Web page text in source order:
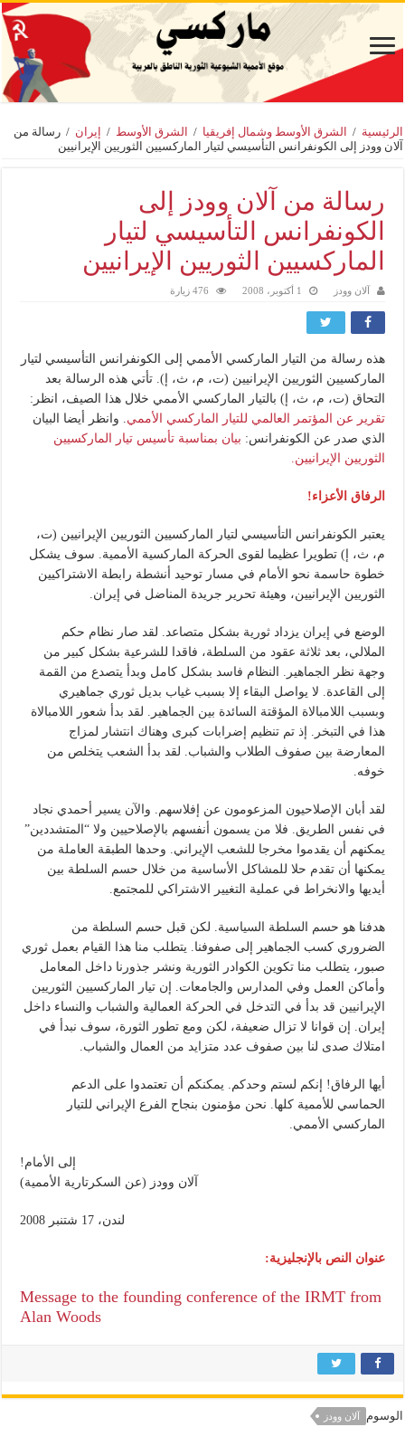
الرئيسية / الشرق الأوسط وشمال إفريقيا / الشرق الأوسط / إيران / رسالة من
آلان وودز إلى الكونفرانس التأسيسي لتيار الماركسيين الثوريين الإيرانيين
رسالة من آلان وودز إلى
الكونفرانس التأسيسي لتيار
الماركسيين الثوريين الإيرانيين
آلان وودز 1 أكتوبر، 2008 476 زيارة
هذه رسالة من التيار الماركسي الأممي إلى الكونفرانس التأسيسي لتيار
الماركسيين الثوريين الإيرانيين (ت، م، ث، إ). تأتي هذه الرسالة بعد
التحاق (ت، م، ث، إ) بالتيار الماركسي الأممي خلال هذا الصيف، انظر:
تقرير عن المؤتمر العالمي للتيار الماركسي الأممي . وانظر أيضا البيان
الذي صدر عن الكونفرانس: بيان بمناسبة تأسيس تيار الماركسيين
الثوريين الإيرانيين.
الرفاق الأعزاء!
يعتبر الكونفرانس التأسيسي لتيار الماركسيين الثوريين الإيرانيين (ت،
م، ث، إ) تطويرا عظيما لقوى الحركة الماركسية الأممية. سوف يشكل
خطوة حاسمة نحو الأمام في مسار توحيد أنشطة رابطة الاشتراكيين
الثوريين الإيرانيين، وهيئة تحرير جريدة المناضل في إيران.
الوضع في إيران يزداد ثورية بشكل متصاعد. لقد صار نظام حكم
الملالي، بعد ثلاثة عقود من السلطة، فاقدا للشرعية بشكل كبير من
وجهة نظر الجماهير. النظام فاسد بشكل كامل وبدأ يتصدع من القمة
إلى القاعدة. لا يواصل البقاء إلا بسبب غياب بديل ثوري جماهيري
وبسبب اللامبالاة المؤقتة السائدة بين الجماهير. لقد بدأ شعور اللامبالاة
هذا في التبخر. إذ تم تنظيم إضرابات كبرى وهناك انتشار لمزاج
المعارضة بين صفوف الطلاب والشباب. لقد بدأ الشعب يتخلص من
خوفه.
لقد أبان الإصلاحيون المزعومون عن إفلاسهم. والآن يسير أحمدي نجاد
في نفس الطريق. فلا من يسمون أنفسهم بالإصلاحيين ولا “المتشددين”
يمكنهم أن يقدموا مخرجا للشعب الإيراني. وحدها الطبقة العاملة من
يمكنها أن تقدم حلا للمشاكل الأساسية من خلال حسم السلطة بين
أيديها والانخراط في عملية التغيير الاشتراكي للمجتمع.
هدفنا هو حسم السلطة السياسية. لكن قبل حسم السلطة من
الضروري كسب الجماهير إلى صفوفنا. يتطلب منا هذا القيام بعمل ثوري
صبور، يتطلب منا تكوين الكوادر الثورية ونشر جذورنا داخل المعامل
وأماكن العمل وفي المدارس والجامعات. إن تيار الماركسيين الثوريين
الإيرانيين قد بدأ في التدخل في الحركة العمالية والشباب والنساء داخل
إيران. إن قوانا لا تزال ضعيفة، لكن ومع تطور الثورة، سوف نبدأ في
امتلاك صدى لنا بين صفوف عدد متزايد من العمال والشباب.
أيها الرفاق! إنكم لستم وحدكم. يمكنكم أن تعتمدوا على الدعم
الحماسي للأممية كلها. نحن مؤمنون بنجاح الفرع الإيراني للتيار
الماركسي الأممي.
إلى الأمام!
آلان وودز (عن السكرتارية الأممية)
لندن، 17 شتنبر 2008
عنوان النص بالإنجليزية:
Message to the founding conference of the IRMT from
Alan Woods
الوسوم آلان وودز